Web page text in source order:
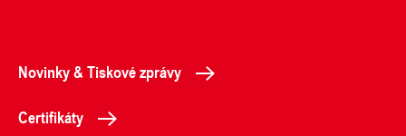
Novinky & Tiskové zprávy
Certifikáty